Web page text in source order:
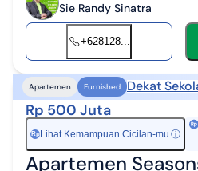
Sie Randy Sinatra
+628128...
Apartemen Furnished Dekat
Rp 500 Juta
RpLihat Kemampuan Cicilan-mu ⓘ
Apartemen